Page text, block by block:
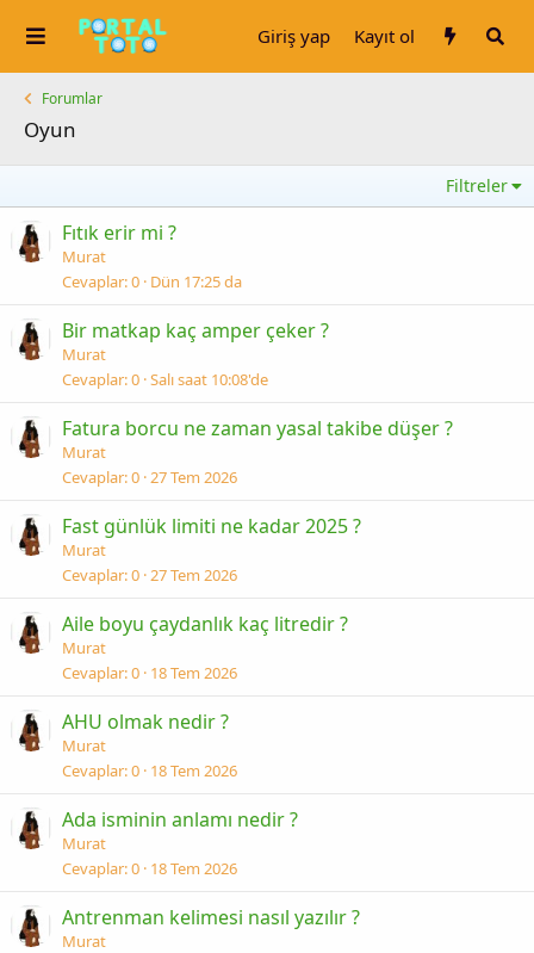
Giriş yap Kayıt ol
Forumlar
Oyun
Filtreler
Fıtık erir mi ?
Murat
Cevaplar 0 Dün 17:25 da
Bir matkap kaç amper çeker ?
Murat
Cevaplar 0 Salı saat 10:08'de
Fatura borcu ne zaman yasal takibe düşer ?
Murat
Cevaplar 0 27 Tem 2026
Fast günlük limiti ne kadar 2025 ?
Murat
Cevaplar 0 27 Tem 2026
Aile boyu çaydanlık kaç litredir ?
Murat
Cevaplar 0 18 Tem 2026
AHU olmak nedir ?
Murat
Cevaplar 0 18 Tem 2026
Ada isminin anlamı nedir ?
Murat
Cevaplar 0 18 Tem 2026
Antrenman kelimesi nasıl yazılır ?
Murat